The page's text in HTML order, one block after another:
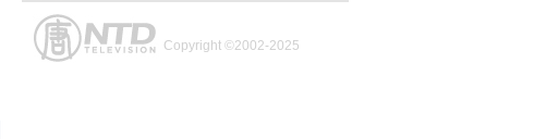
Copyright ©2002-2025